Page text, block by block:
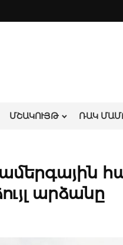
ՄՇԱԿՈՒՅԹ ՌԱԿ
արձանը